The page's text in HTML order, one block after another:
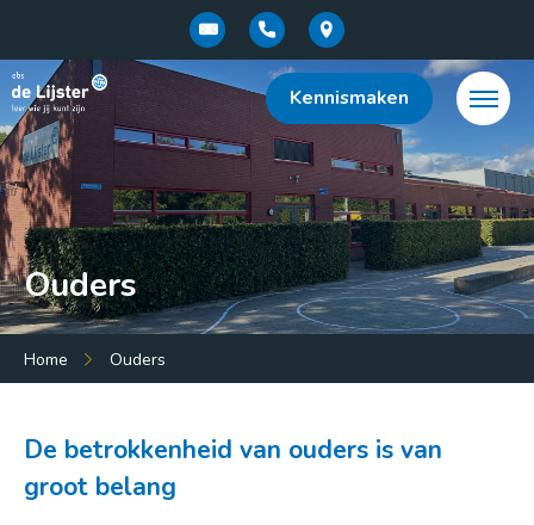
Kennismaken
Menu:
Over de school
Onderwijsconcept
Ouders
Home Ouders
De betrokkenheid van ouders is van
groot belang